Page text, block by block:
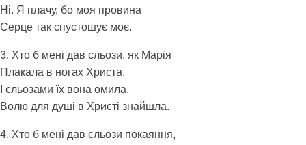
Ні. Я плачу, бо моя провина
Серце так спустошує моє.
3. Хто б мені дав сльози, як Марія
Плакала в ногах Христа,
І сльозами їх вона омила,
Волю для душі в Христі знайшла.
4. Хто б мені дав сльози покаяння,